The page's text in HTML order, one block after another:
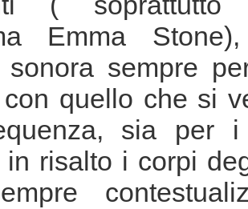
Emma
sonora sempre
quello che si
sia per
in risalto i corpi